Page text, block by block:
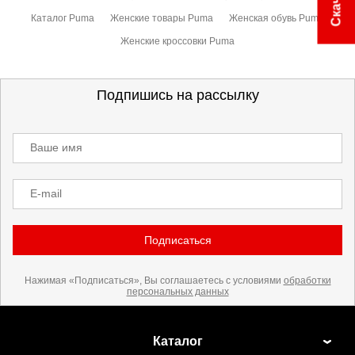
Каталог Puma Женские товары Puma Женская обувь Puma
Женские кроссовки Puma
Подпишись на рассылку
Ваше имя
E-mail
Подписаться
Нажимая «Подписаться», Вы соглашаетесь с условиями обработки
персональных данных
Каталог